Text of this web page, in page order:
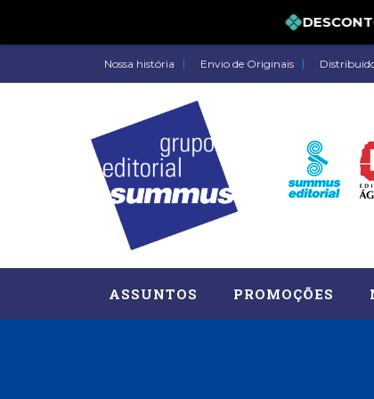
DESCONTO
Nossa história Envio de Originais
ASSUNTOS PROMOÇÕES